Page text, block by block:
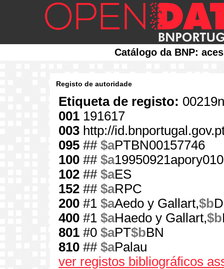
Catálogo da BNP:
Registo de autoridade
Etiqueta de registo:
001 191617
003 http://
095 ## $aPTBN00157746
100 ## $a
102 ## $aES
152 ## $aRPC
200 #1 $aAedo y Gallart,$b
400 #1 $aHaedo y Gallart,$b
801 #0 $aPT$bBN
810 ## $aPalau
ver registos bibliográficos